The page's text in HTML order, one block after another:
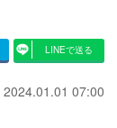
LINEで送る
2024.01.01 07:00